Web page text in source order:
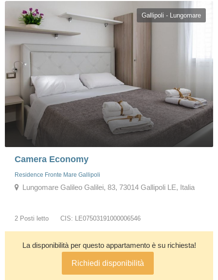
Gallipoli - Lungomare
Camera Economy
Residence Fronte Mare Gallipoli
Lungomare Galileo Galilei, 83, 73014 Gallipoli LE, Italia
2 Posti letto CIS: LE07503191000006546
La disponibilità per questo appartamento è su richiesta!
Richiedi disponibilità